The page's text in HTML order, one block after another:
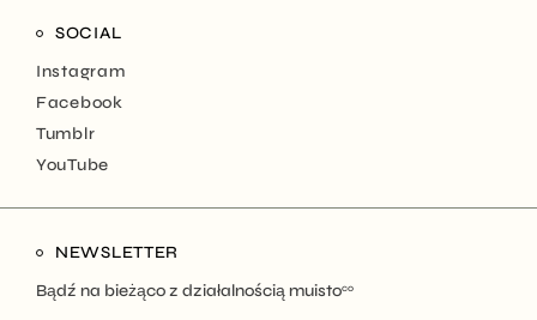
SOCIAL
Instagram
Facebook
Tumblr
YouTube
NEWSLETTER
Bądź na bieżąco z działalnością muistoco